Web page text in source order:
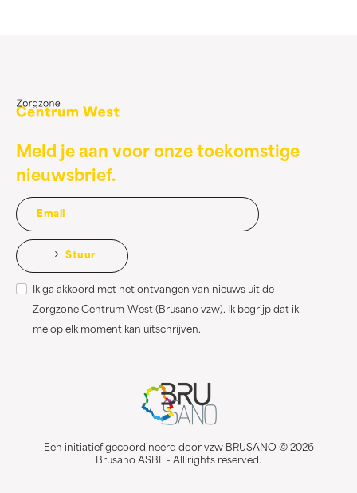
Meld je aan voor onze toekomstige
nieuwsbrief.
Stuur
Ik ga akkoord met het ontvangen van nieuws uit de
Zorgzone Centrum-West (Brusano vzw). Ik begrijp dat ik
me op elk moment kan uitschrijven.
Een initiatief gecoördineerd door vzw BRUSANO © 2026
Brusano ASBL - All rights reserved.